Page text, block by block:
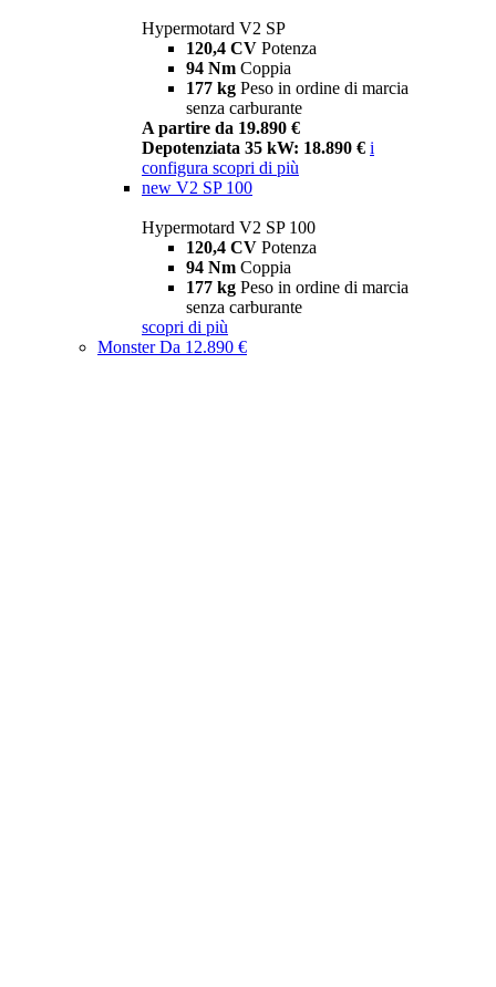
Hypermotard V2 SP
120,4 CV Potenza
94 Nm Coppia
177 kg Peso in ordine di marcia
senza carburante
A partire da 19.890 €
Depotenziata 35 kW: 18.890 € i
configura scopri di più
new V2 SP 100
Hypermotard V2 SP 100
120,4 CV Potenza
94 Nm Coppia
177 kg Peso in ordine di marcia
senza carburante
scopri di più
MonsterDa 12.890 €